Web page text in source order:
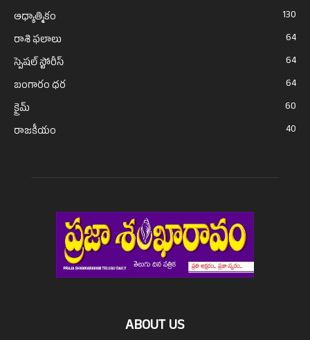
ఆధ్యాత్మికం
130
రాశి ఫలాలు
64
స్పెషల్ స్టోరీస్
64
బంగారం ధర
64
క్రైమ్
60
రాజకీయం
40
ABOUT US